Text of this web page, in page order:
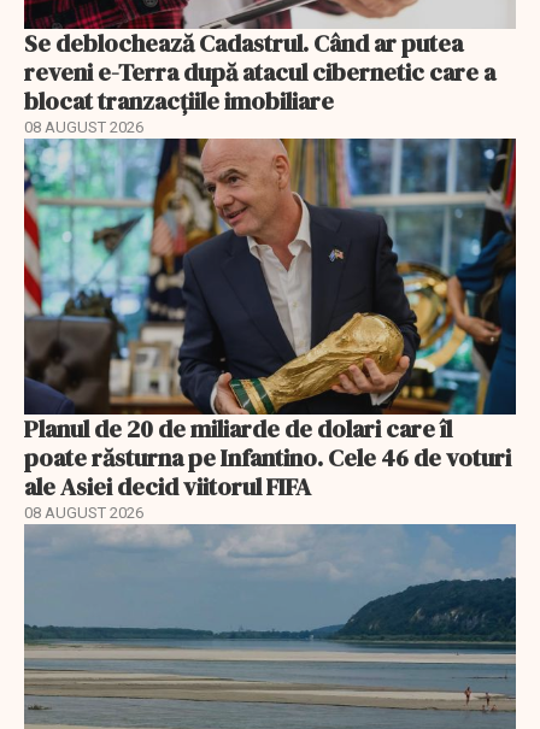
Se deblochează Cadastrul. Când ar putea
reveni e-Terra după atacul cibernetic care a
blocat tranzacțiile imobiliare
08 AUGUST 2026
Planul de 20 de miliarde de dolari care îl
poate răsturna pe Infantino. Cele 46 de voturi
ale Asiei decid viitorul FIFA
08 AUGUST 2026